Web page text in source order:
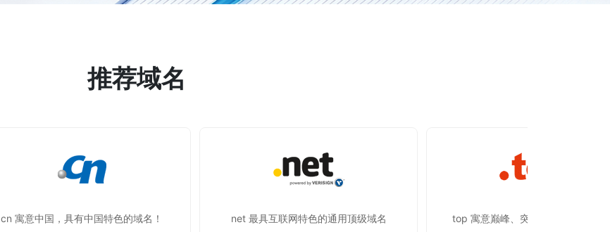
推荐域名
cn 寓意中国，具有中国特色的域名！ net 最具互联网特色的通用顶级域名 top 寓意巅峰、突破，彰显蒸蒸日